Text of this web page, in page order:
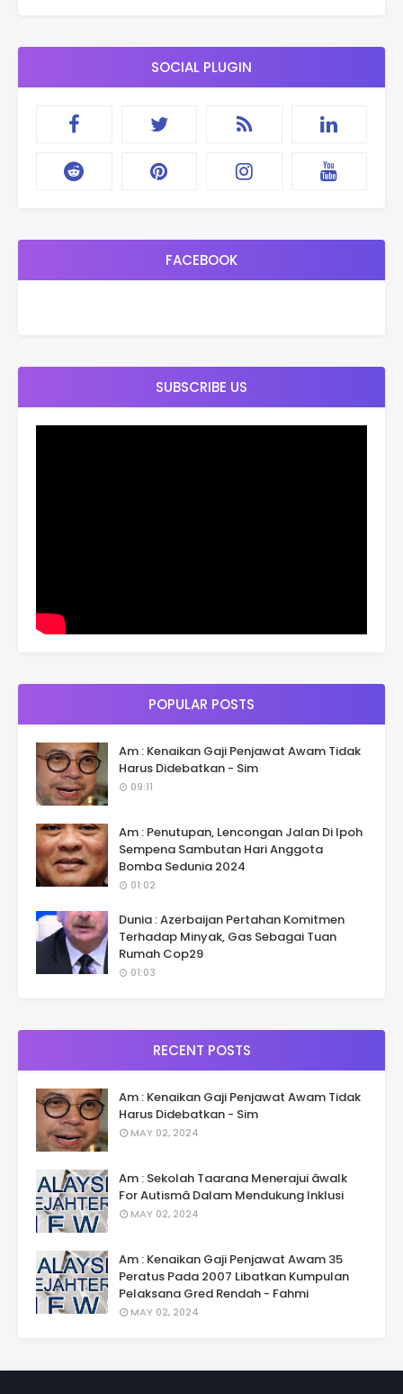
SOCIAL PLUGIN
FACEBOOK
SUBSCRIBE US
POPULAR POSTS
Am : Kenaikan Gaji Penjawat Awam Tidak
Harus Didebatkan - Sim
09:11
Am : Penutupan, Lencongan Jalan Di Ipoh
Sempena Sambutan Hari Anggota
Bomba Sedunia 2024
01:02
Dunia : Azerbaijan Pertahan Komitmen
Terhadap Minyak, Gas Sebagai Tuan
Rumah Cop29
01:03
RECENT POSTS
Am : Kenaikan Gaji Penjawat Awam Tidak
Harus Didebatkan - Sim
MAY 02, 2024
Am : Sekolah Taarana Menerajui âwalk
For Autismâ Dalam Mendukung Inklusi
MAY 02, 2024
Am : Kenaikan Gaji Penjawat Awam 35
Peratus Pada 2007 Libatkan Kumpulan
Pelaksana Gred Rendah - Fahmi
MAY 02, 2024